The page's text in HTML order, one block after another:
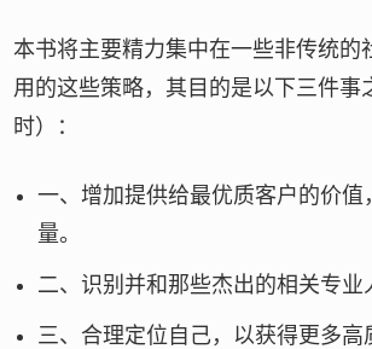
本书将主要精力集中在一些非传统的
用的这些策略，其目的是以下三件事
时）：
一、增加提供给最优质客户的价值
量。
二、识别并和那些杰出的相关专业
三、合理定位自己，以获得更多高